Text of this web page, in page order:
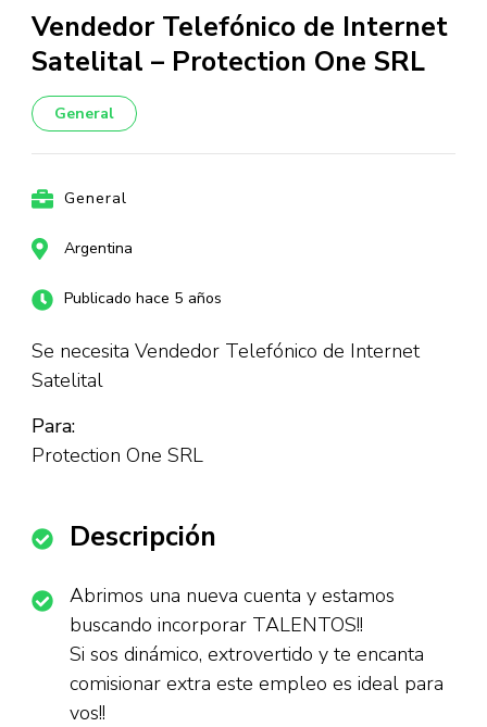
Vendedor Telefónico de Internet
Satelital – Protection One SRL
General
General
Argentina
Publicado hace 5 años
Se necesita Vendedor Telefónico de Internet
Satelital
Para:
Protection One SRL
Descripción
Abrimos una nueva cuenta y estamos
buscando incorporar TALENTOS!!
Si sos dinámico, extrovertido y te encanta
comisionar extra este empleo es ideal para
vos!!